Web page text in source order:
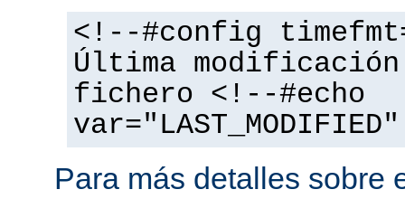
<!--#config
Última
fichero <!--#echo
Para más detalles sobre